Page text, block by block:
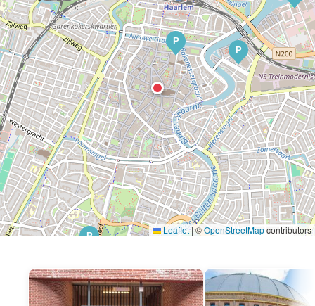
P
P
P Leaflet|©OpenStreetMapcontributors